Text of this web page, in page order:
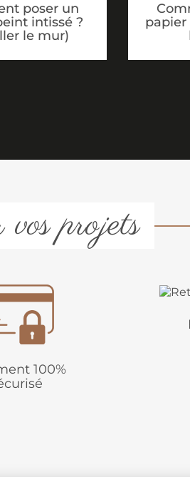
poser un
intissé ?
le mur)
papier
projets
100%